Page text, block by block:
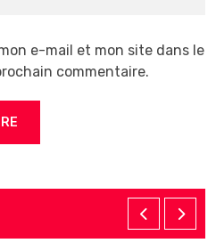
e-mail et mon site dans le
commentaire.